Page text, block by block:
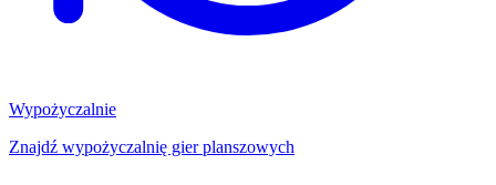
Wypożyczalnie
Znajdź wypożyczalnię gier planszowych